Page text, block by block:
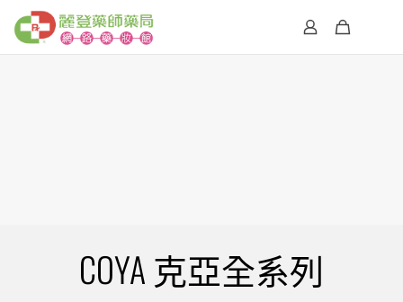
COYA 克亞全系列